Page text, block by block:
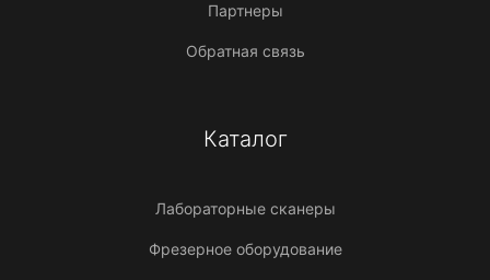
Партнеры
Обратная связь
Каталог
Лабораторные сканеры
Фрезерное оборудование